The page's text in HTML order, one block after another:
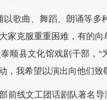
歌曲、舞蹈、朗诵等多
家克服重重困难，有的向
顺县文化馆戏剧干部，
，我希望以演出向他们致
线文工团话剧队著名导